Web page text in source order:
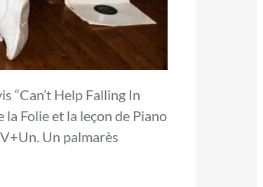
“Can’t Help Falling In
la Folie et la leçon de Piano
Un palmarès